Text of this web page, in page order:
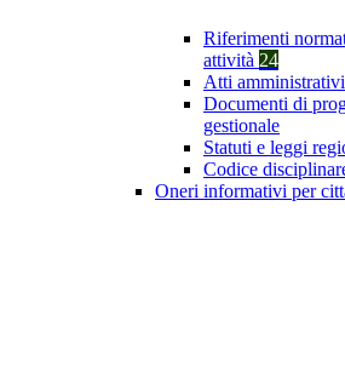
Riferimenti
attività 24
Atti
Documenti di
gestionale
Statuti e leggi
Codice
Oneri informativi per